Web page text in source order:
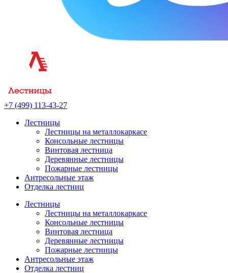
+7 (499) 113-43-27
Лестницы
Лестницы на металлокаркасе
Консольные лестницы
Винтовая лестница
Деревянные лестницы
Пожарные лестницы
Антресольные этаж
Отделка лестниц
Лестницы
Лестницы на металлокаркасе
Консольные лестницы
Винтовая лестница
Деревянные лестницы
Пожарные лестницы
Антресольные этаж
Отделка лестниц